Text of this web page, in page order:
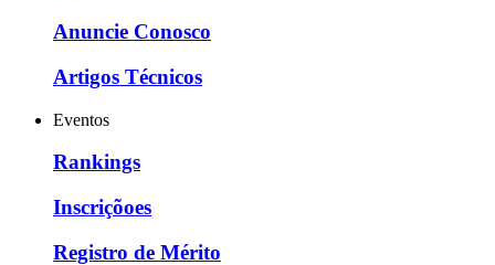
Anuncie Conosco
Artigos Técnicos
Eventos
Rankings
Inscriçõoes
Registro de Mérito